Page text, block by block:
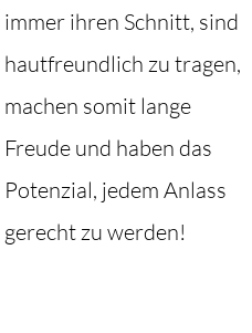
immer ihren Schnitt, sind
hautfreundlich zu tragen,
machen somit lange
Freude und haben das
Potenzial, jedem Anlass
gerecht zu werden!